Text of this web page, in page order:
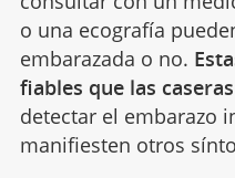
o una ecografía
embarazada o no.
fiables que las caseras
detectar el embarazo
manifiesten otros